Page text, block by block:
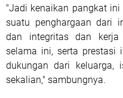
"Jadi kenaikan pangkat
suatu penghargaan dari
dan integritas dan
selama ini, serta
dukungan dari keluarga,
sekalian," sambungnya.